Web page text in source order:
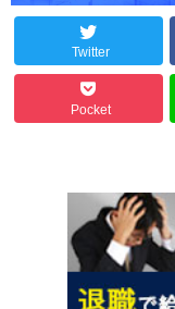
Twitter
Pocket